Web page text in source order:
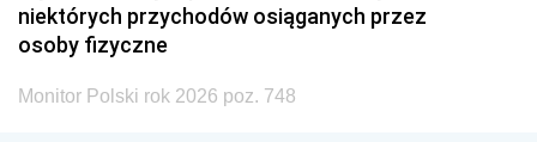
niektórych przychodów osiąganych przez
osoby fizyczne
Monitor Polski rok 2026 poz. 748